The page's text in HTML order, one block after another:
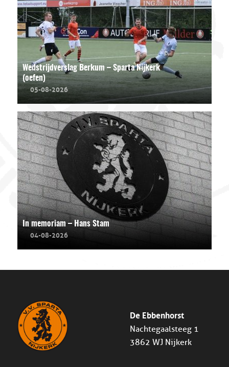
Wedstrijdverslag Berkum – Sparta Nijkerk
(oefen)
05-08-2026
In memoriam – Hans Stam
04-08-2026
De Ebbenhorst
Nachtegaalsteeg 1
3862 WJ Nijkerk